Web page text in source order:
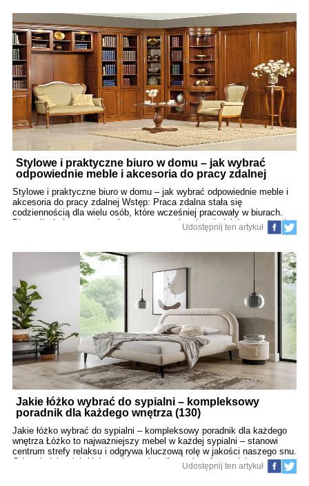
wiatrach i porach roku. Dziś, w czasach pośpiechu i przemijającej
mody, coraz częściej wracamy do tego, co trwałe. Meble z naturalnego
drewna stają się nie tylko praktycznym elementem wyposażenia, ale
symbolem stylu życia. Świadomego. Opartego na jakości, a nie ilości.
1. Czym właściwie jest „powrót do klasyki”? To nie nostalgia. To
rozsądny wybór. Powrót do klasyki nie oznacza rezygnacji z
nowoczesności. Przeciwnie
Stylowe i praktyczne biuro w domu – jak wybrać
odpowiednie meble i akcesoria do pracy zdalnej
Stylowe i praktyczne biuro w domu – jak wybrać odpowiednie meble i
akcesoria do pracy zdalnej Wstęp: Praca zdalna stała się
codziennością dla wielu osób, które wcześniej pracowały w biurach.
Dla osób, które pracują z domu, stworzenie odpowiedniej przestrzeni
jest kluczowe, aby codzienna praca była efektywna, komfortowa i
funkcjonalne biuro, w którym można skupić się na zadaniach, a
zarazem czuć się dobrze, ma ogromne znaczenie. W tym artykule
podpowiadamy, jak urządzić domowe biuro, wybierając odpowiednie
meble i akcesoria. Opowiemy o stylach, które najlepiej sprawdzą się w
pracy zdalnej, oraz jak łączyć estetykę z funkcjonalnością. 1.
Zarządzanie przestrzenią – jak stworzyć biuro w małym pokoju? Praca
w domu często wiąże się z koniecznością zorganizowania biura w
niewielki
Udostępnij ten artykuł
Jakie łóżko wybrać do sypialni – kompleksowy
poradnik dla każdego wnętrza (130)
Jakie łóżko wybrać do sypialni – kompleksowy poradnik dla każdego
wnętrza Łóżko to najważniejszy mebel w każdej sypialni – stanowi
centrum strefy relaksu i odgrywa kluczową rolę w jakości naszego snu.
Odpowiedni wybór łóżka wpływa nie tylko na komfort codziennego
wypoczynku, ale też na estetykę całego wnętrza. Decyzja o zakupie
Udostępnij ten artykuł